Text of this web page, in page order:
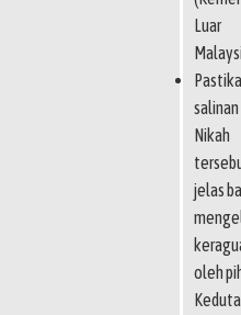
Luar
Nikah
jelas
oleh